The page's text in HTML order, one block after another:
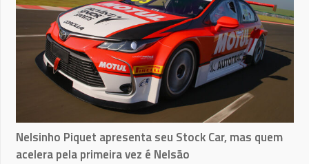
Nelsinho Piquet apresenta seu Stock Car, mas quem
acelera pela primeira vez é Nelsão